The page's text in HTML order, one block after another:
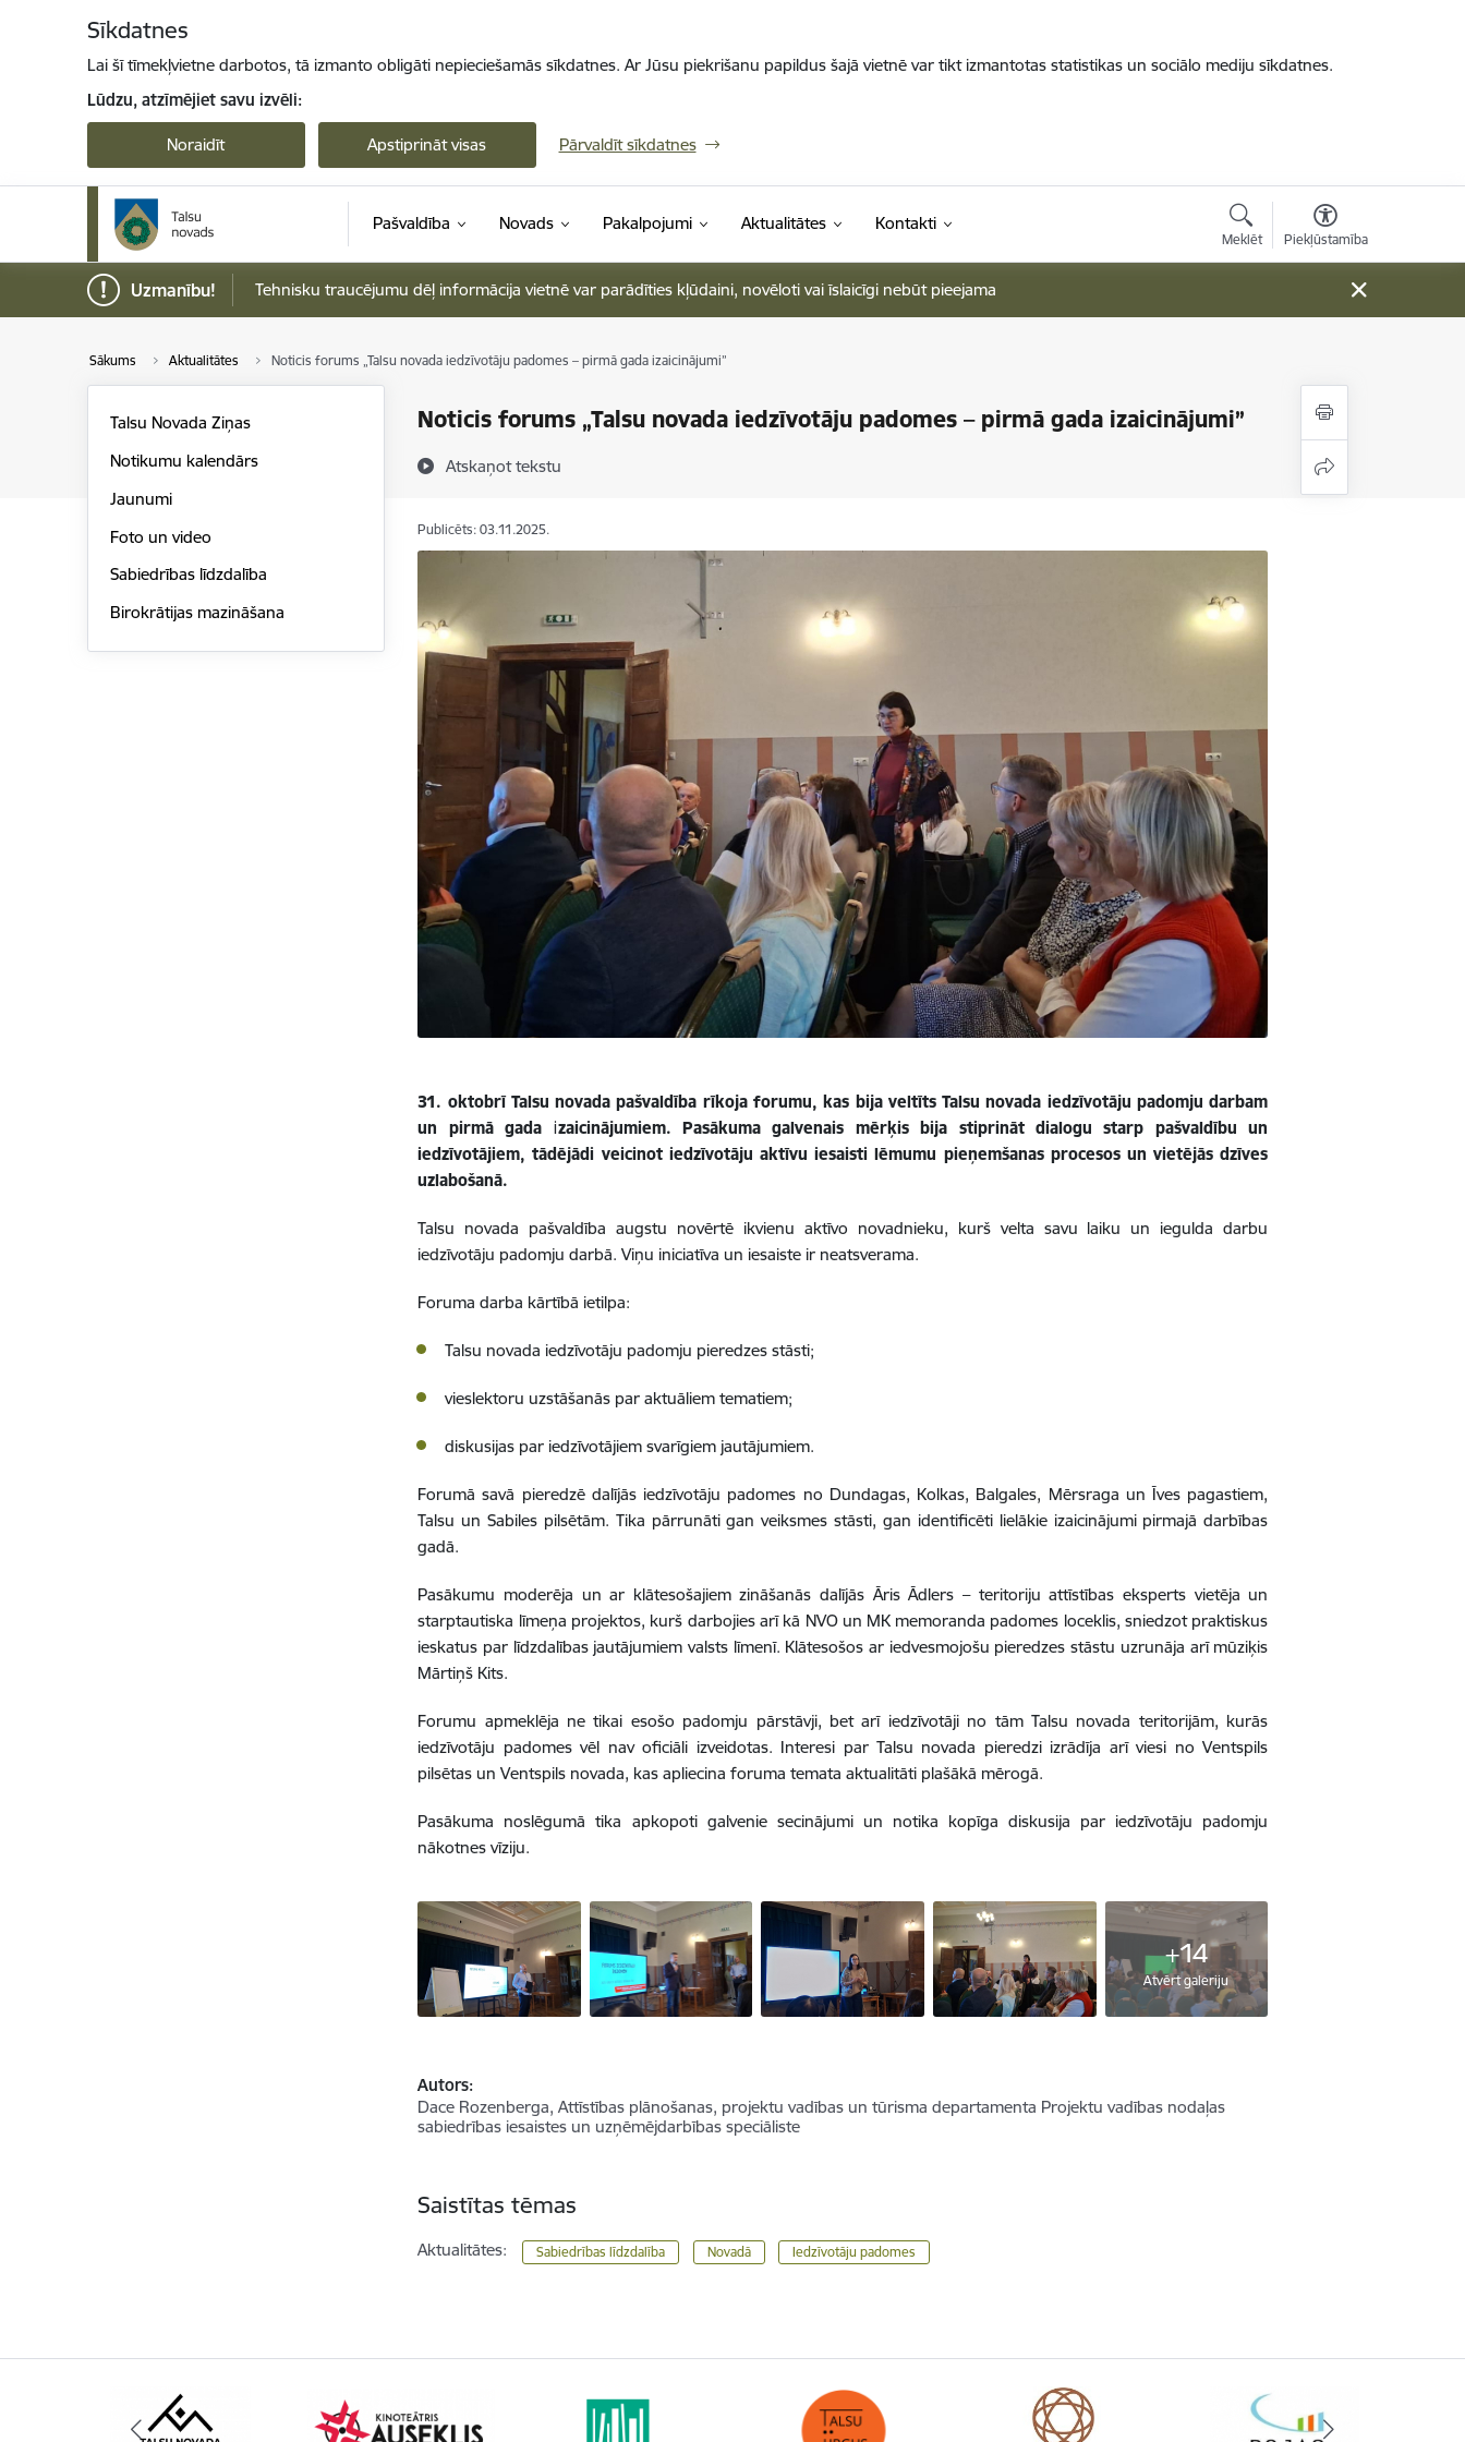
Sīkdatnes
Lai šī tīmekļvietne darbotos, tā izmanto obligāti nepieciešamās sīkdatnes. Ar Jūsu piekrišanu papildus šajā vietnē var tikt izmantotas statistikas un sociālo mediju sīkdatnes.
Lūdzu, atzīmējiet savu izvēli:
Noraidīt Apstiprināt visas Pārvaldīt sīkdatnes
Pašvaldība Novads Pakalpojumi Aktualitātes Kontakti
Meklēt Piekļūstamība
Uzmanību! Tehnisku traucējumu dēļ informācija vietnē var parādīties kļūdaini, novēloti vai īslaicīgi nebūt pieejama
Sākums Aktualitātes Noticis forums „Talsu novada iedzīvotāju padomes – pirmā gada izaicinājumi”
Noticis forums „Talsu novada iedzīvotāju padomes – pirmā gada izaicinājumi”
Atskaņot tekstu
Talsu Novada Ziņas
Notikumu kalendārs
Jaunumi
Foto un video
Sabiedrības līdzdalība
Birokrātijas mazināšana
Publicēts: 03.11.2025.
31. oktobrī Talsu novada pašvaldība rīkoja forumu, kas bija veltīts Talsu novada iedzīvotāju padomju darbam
un pirmā gada izaicinājumiem. Pasākuma galvenais mērķis bija stiprināt dialogu starp pašvaldību un
iedzīvotājiem, tādējādi veicinot iedzīvotāju aktīvu iesaisti lēmumu pieņemšanas procesos un vietējās dzīves
uzlabošanā.
Talsu novada pašvaldība augstu novērtē ikvienu aktīvo novadnieku, kurš velta savu laiku un iegulda darbu
iedzīvotāju padomju darbā. Viņu iniciatīva un iesaiste ir neatsverama.
Foruma darba kārtībā ietilpa:
Talsu novada iedzīvotāju padomju pieredzes stāsti;
vieslektoru uzstāšanās par aktuāliem tematiem;
diskusijas par iedzīvotājiem svarīgiem jautājumiem.
Forumā savā pieredzē dalījās iedzīvotāju padomes no Dundagas, Kolkas, Balgales, Mērsraga un Īves pagastiem,
Talsu un Sabiles pilsētām. Tika pārrunāti gan veiksmes stāsti, gan identificēti lielākie izaicinājumi pirmajā darbības
gadā.
Pasākumu moderēja un ar klātesošajiem zināšanās dalījās Āris Ādlers – teritoriju attīstības eksperts vietēja un
starptautiska līmeņa projektos, kurš darbojies arī kā NVO un MK memoranda padomes loceklis, sniedzot praktiskus
ieskatus par līdzdalības jautājumiem valsts līmenī. Klātesošos ar iedvesmojošu pieredzes stāstu uzrunāja arī mūziķis
Mārtiņš Kits.
Forumu apmeklēja ne tikai esošo padomju pārstāvji, bet arī iedzīvotāji no tām Talsu novada teritorijām, kurās
iedzīvotāju padomes vēl nav oficiāli izveidotas. Interesi par Talsu novada pieredzi izrādīja arī viesi no Ventspils
pilsētas un Ventspils novada, kas apliecina foruma temata aktualitāti plašākā mērogā.
Pasākuma noslēgumā tika apkopoti galvenie secinājumi un notika kopīga diskusija par iedzīvotāju padomju
nākotnes vīziju.
+14
Atvērt galeriju
Autors:
Dace Rozenberga, Attīstības plānošanas, projektu vadības un tūrisma departamenta Projektu vadības nodaļas
sabiedrības iesaistes un uzņēmējdarbības speciāliste
Saistītas tēmas
Aktualitātes: Sabiedrības līdzdalība Novadā Iedzīvotāju padomes